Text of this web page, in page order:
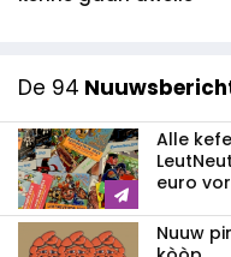
De 94
Alle
euro
Nuuw